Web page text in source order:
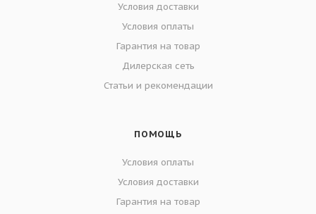
Условия доставки
Условия оплаты
Гарантия на товар
Дилерская сеть
Статьи и рекомендации
ПОМОЩЬ
Условия оплаты
Условия доставки
Гарантия на товар